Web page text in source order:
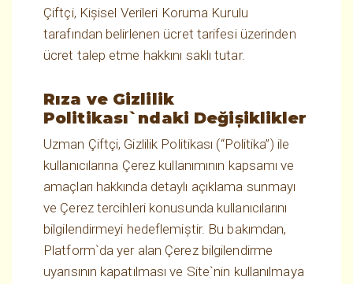
Çiftçi, Kişisel Verileri Koruma Kurulu
tarafından belirlenen ücret tarifesi üzerinden
ücret talep etme hakkını saklı tutar.
Rıza ve Gizlilik
Politikası`ndaki Değişiklikler
Uzman Çiftçi, Gizlilik Politikası (“Politika”) ile
kullanıcılarına Çerez kullanımının kapsamı ve
amaçları hakkında detaylı açıklama sunmayı
ve Çerez tercihleri konusunda kullanıcılarını
bilgilendirmeyi hedeflemiştir. Bu bakımdan,
Platform`da yer alan Çerez bilgilendirme
uyarısının kapatılması ve Site`nin kullanılmaya